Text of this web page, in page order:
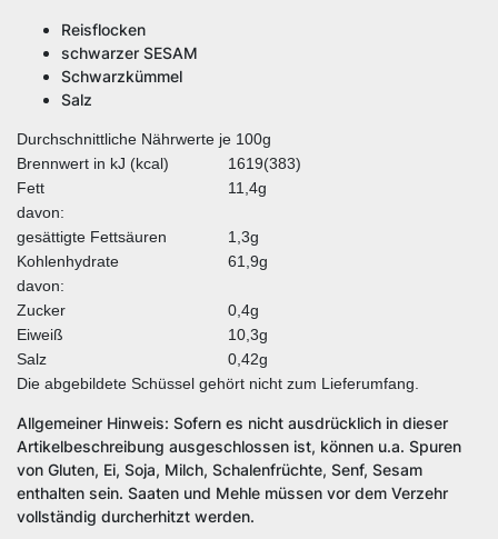
Reisflocken
schwarzer SESAM
Schwarzkümmel
Salz
Durchschnittliche Nährwerte je 100g
Brennwert in kJ (kcal)
1619(383)
Fett
11,4g
davon:
gesättigte Fettsäuren
1,3g
Kohlenhydrate
61,9g
davon:
Zucker
0,4g
Eiweiß
10,3g
Salz
0,42g
Die abgebildete Schüssel gehört nicht zum Lieferumfang.
Allgemeiner Hinweis: Sofern es nicht ausdrücklich in dieser
Artikelbeschreibung ausgeschlossen ist, können u.a. Spuren
von Gluten, Ei, Soja, Milch, Schalenfrüchte, Senf, Sesam
enthalten sein. Saaten und Mehle müssen vor dem Verzehr
vollständig durcherhitzt werden.